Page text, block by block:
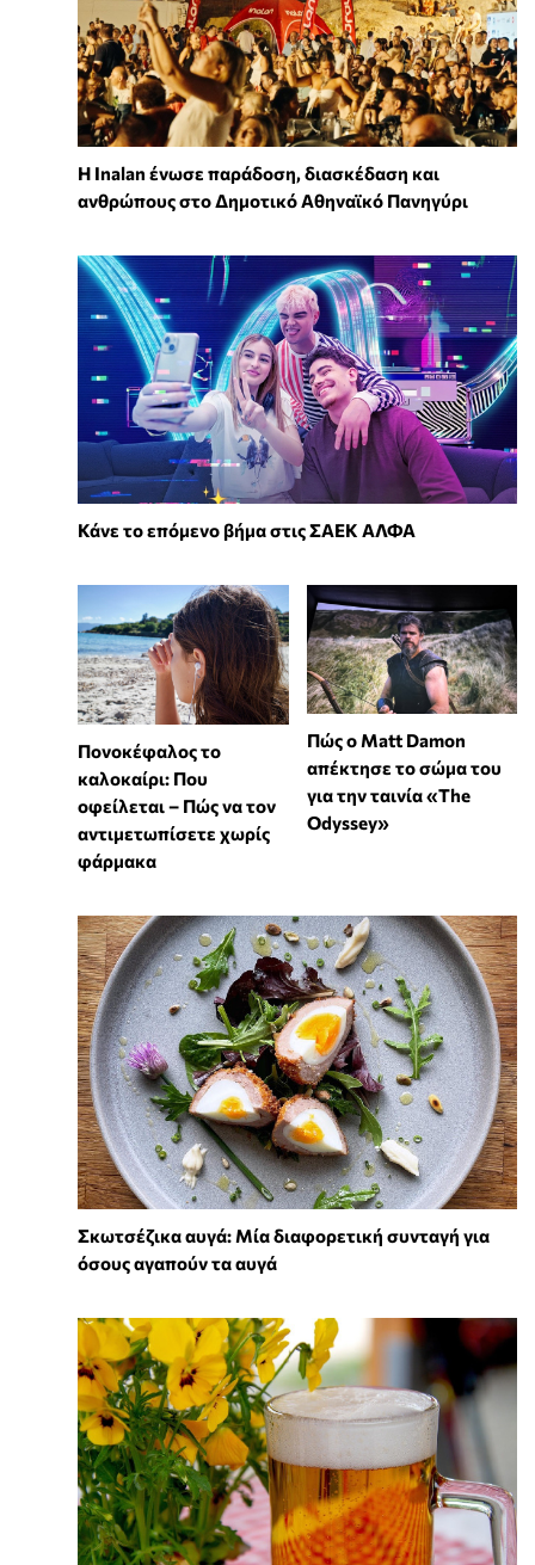
Η Inalan ένωσε παράδοση, διασκέδαση και
ανθρώπους στο Δημοτικό Αθηναϊκό Πανηγύρι
Κάνε το επόμενο βήμα στις ΣΑΕΚ ΑΛΦΑ
Πονοκέφαλος το
καλοκαίρι: Που
οφείλεται – Πώς να τον
αντιμετωπίσετε χωρίς
φάρμακα
Πώς ο Matt Damon
απέκτησε το σώμα του
για την ταινία «The
Odyssey»
Σκωτσέζικα αυγά: Μία διαφορετική συνταγή για
όσους αγαπούν τα αυγά